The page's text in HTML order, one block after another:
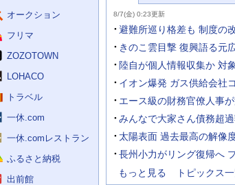
力
補
助
を
開
く
オークション
フリマ
ZOZOTOWN
LOHACO
トラベル
一休.com
一休.comレストラン
ふるさと納税
出前館
ス
要
ニ
ー
8/7(金) 0:23更新
避難所巡り格差も 制度の
きのこ雲目撃 復興語る元
陸自が個人情報収集か 対
イオン爆発 ガス供給会社
エース級の財務官僚人事
みんなで大家さん債務超
太陽表面 過去最高の解像
長州小力がリング復帰へ
もっと見る トピックス